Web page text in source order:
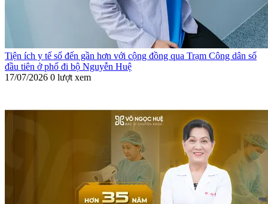
Tiện ích y tế số đến gần hơn với cộng đồng qua Trạm Công dân số
đầu tiên ở phố đi bộ Nguyễn Huệ
17/07/2026 0 lượt xem